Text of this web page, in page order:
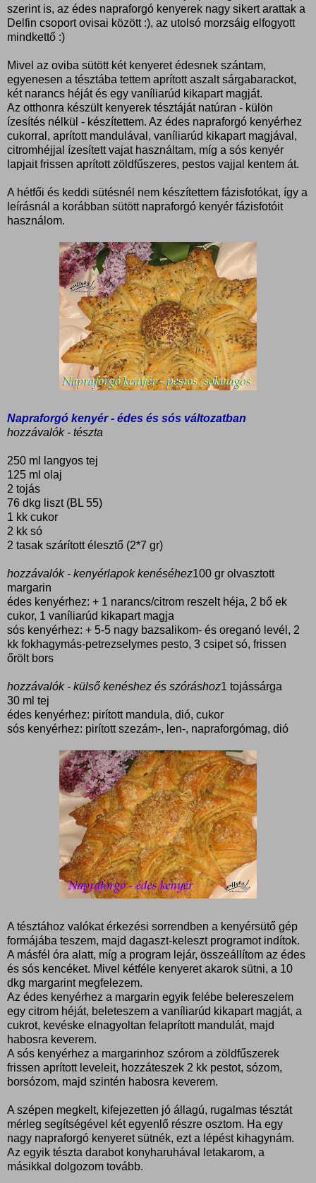
szerint is, az édes napraforgó kenyerek nagy sikert arattak a
Delfin csoport ovisai között :), az utolsó morzsáig elfogyott
mindkettő :)
Mivel az oviba sütött két kenyeret édesnek szántam,
egyenesen a tésztába tettem aprított aszalt sárgabarackot,
két narancs héját és egy vaníliarúd kikapart magját.
Az otthonra készült kenyerek tésztáját natúran - külön
ízesítés nélkül - készítettem. Az édes napraforgó kenyérhez
cukorral, aprított mandulával, vaníliarúd kikapart magjával,
citromhéjjal ízesített vajat használtam, míg a sós kenyér
lapjait frissen aprított zöldfűszeres, pestos vajjal kentem át.
A hétfői és keddi sütésnél nem készítettem fázisfotókat, így a
leírásnál a korábban sütött napraforgó kenyér fázisfotóit
használom.
Napraforgó kenyér - édes és sós változatban
hozzávalók - tészta
250 ml langyos tej
125 ml olaj
2 tojás
76 dkg liszt (BL 55)
1 kk cukor
2 kk só
2 tasak szárított élesztő (2*7 gr)
hozzávalók - kenyérlapok kenéséhez100 gr olvasztott
margarin
édes kenyérhez: + 1 narancs/citrom reszelt héja, 2 bő ek
cukor, 1 vaníliarúd kikapart magja
sós kenyérhez: + 5-5 nagy bazsalikom- és oreganó levél, 2
kk fokhagymás-petrezselymes pesto, 3 csipet só, frissen
őrölt bors
hozzávalók - külső kenéshez és szóráshoz1 tojássárga
30 ml tej
édes kenyérhez: pirított mandula, dió, cukor
sós kenyérhez: pirított szezám-, len-, napraforgómag, dió
A tésztához valókat érkezési sorrendben a kenyérsütő gép
formájába teszem, majd dagaszt-keleszt programot indítok.
A másfél óra alatt, míg a program lejár, összeállítom az édes
és sós kencéket. Mivel kétféle kenyeret akarok sütni, a 10
dkg margarint megfelezem.
Az édes kenyérhez a margarin egyik felébe belereszelem
egy citrom héját, beleteszem a vaníliarúd kikapart magját, a
cukrot, kevéske elnagyoltan felaprított mandulát, majd
habosra keverem.
A sós kenyérhez a margarinhoz szórom a zöldfűszerek
frissen aprított leveleit, hozzáteszek 2 kk pestot, sózom,
borsózom, majd szintén habosra keverem.
A szépen megkelt, kifejezetten jó állagú, rugalmas tésztát
mérleg segítségével két egyenlő részre osztom. Ha egy
nagy napraforgó kenyeret sütnék, ezt a lépést kihagynám.
Az egyik tészta darabot konyharuhával letakarom, a
másikkal dolgozom tovább.